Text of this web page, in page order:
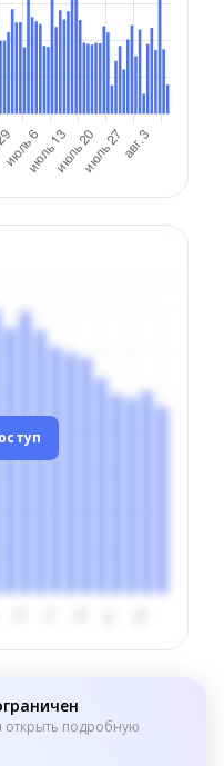
открыть подробную